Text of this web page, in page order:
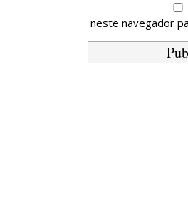
neste navegador